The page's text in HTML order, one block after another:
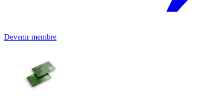
Devenir membre